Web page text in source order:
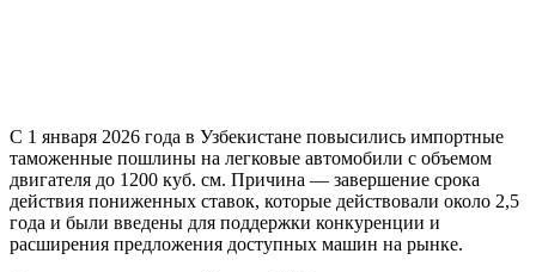
С 1 января 2026 года в Узбекистане повысились импортные
таможенные пошлины на легковые автомобили с объемом
двигателя до 1200 куб. см. Причина — завершение срока
действия пониженных ставок, которые действовали около 2,5
года и были введены для поддержки конкуренции и
расширения предложения доступных машин на рынке.